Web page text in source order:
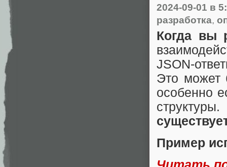
2024-09-01 в
разработка,
Когда вы
JSON-
Это может
особенно
Пример